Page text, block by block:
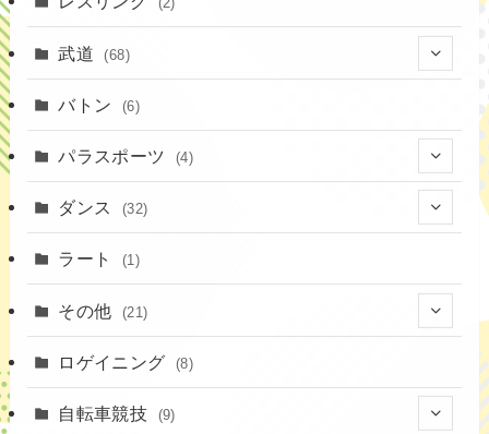
(52)
(16)
(12)
(3)
(14)
(4)
(20)
(15)
武道 (68)
(23)
(16)
(6)
バトン (6)
パラスポーツ (4)
ダンス (32)
ラート (1)
その他 (21)
(4)
ロゲイニング (8)
自転車競技 (9)